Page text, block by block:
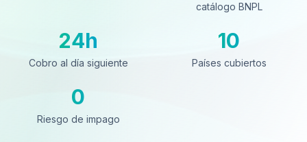
catálogo BNPL
Cobro al día siguiente
24h
Cobro al día siguiente
Países cubiertos
10
Países cubiertos
Riesgo de impago
0
Riesgo de impago